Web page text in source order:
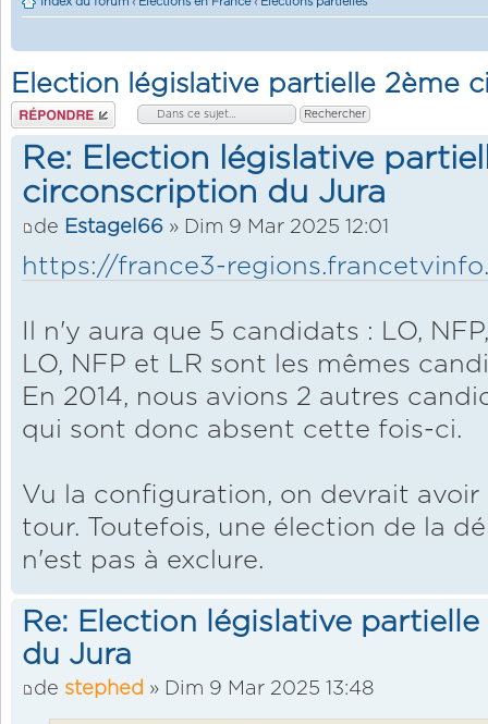
Election législative partielle 2ème
Répondre
Re: Election législative
circonscription du Jura
de Estagel66 » Dim 9 Mar 2025 12:01
https://france3-
Il n'y aura que 5 candidats : LO,
LO, NFP et LR sont les mêmes
En 2014, nous avions 2 autres
qui sont donc absent cette fois-ci.
Vu la configuration, on devrait avoir
tour. Toutefois, une élection de la
n'est pas à exclure.
Re: Election législative
du Jura
de stephed » Dim 9 Mar 2025 13:48